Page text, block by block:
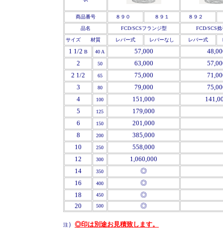
商品番号 ８９０ ８９１ ８９２
品名 FCD/SCSフランジ型 FCD/SCS
サイズ 材質 レバー式 レバーなし レバー式
1 1/2 B 40 A 57,000
2
50 63,000
2 1/2
65 75,000
3
80 79,000
4
100 151,000
5
125 179,000
6 150 201,000
8 200 385,000
10 250 558,000
12 300 1,060,000
14 350
◎
16
400
◎
18
450 ◎
20 500 ◎
注） ◎印は別途お見積致します。